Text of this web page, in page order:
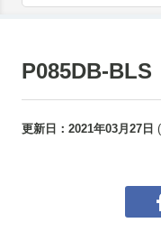
P085DB-BLS
更新日： 2021年03月27日 (